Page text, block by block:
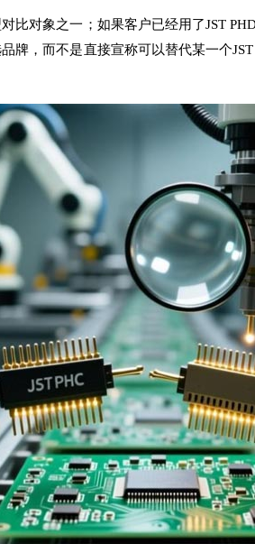
比对象之一；如果客户已经用了JST
牌，而不是直接宣称可以替代某一个